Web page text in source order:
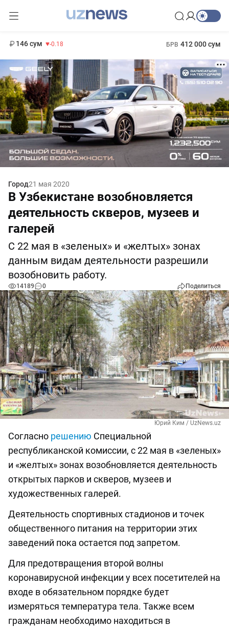
146 сум -0.18 БРВ 412 000 сум
Город21 мая 2020
В Узбекистане возобновляется
деятельность скверов, музеев и
галерей
С 22 мая в «зеленых» и «желтых» зонах
данным видам деятельности разрешили
возобновить работу.
14189 0 Поделиться
Юрий Ким / UzNews.uz
Согласно решению Специальной
республиканской комиссии, с 22 мая в «зеленых»
и «желтых» зонах возобновляется деятельность
открытых парков и скверов, музеев и
художественных галерей.
Деятельность спортивных стадионов и точек
общественного питания на территории этих
заведений пока остается под запретом.
Для предотвращения второй волны
коронавирусной инфекции у всех посетителей на
входе в обязательном порядке будет
измеряться температура тела. Также всем
гражданам необходимо находиться в